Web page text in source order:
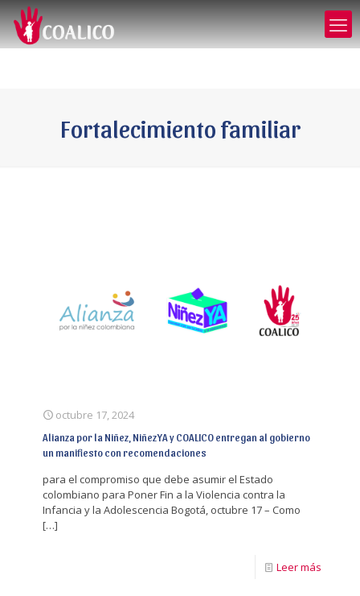
Fortalecimiento familiar
octubre 17, 2024
Alianza por la Niñez, NiñezYA y COALICO entregan al gobierno
un manifiesto con recomendaciones
para el compromiso que debe asumir el Estado
colombiano para Poner Fin a la Violencia contra la
Infancia y la Adolescencia Bogotá, octubre 17 – Como
[…]
Leer más